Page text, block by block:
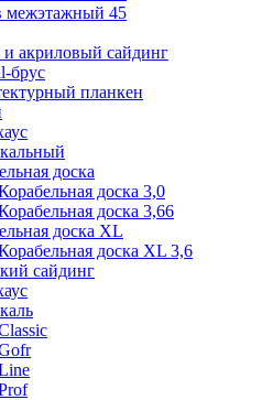
межэтажный 45
акриловый сайдинг
брус
планкен
доска
доска 3,0
доска 3,66
доска XL
доска XL 3,6
сайдинг